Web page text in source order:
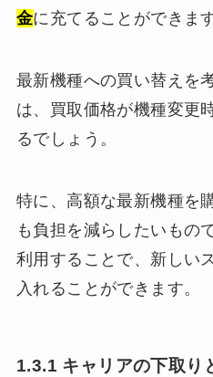
金に充てることができます
最新機種への買い替えを
は、買取価格が機種変更
るでしょう。
特に、高額な最新機種を
も負担を減らしたいもの
利用することで、新しい
入れることができます。
1.3.1 キャリアの下取り